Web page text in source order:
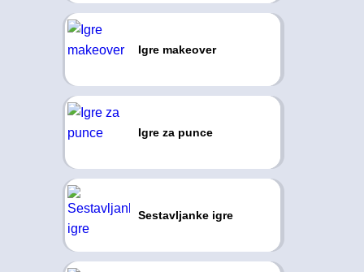
Igre makeover
Igre za punce
Sestavljanke igre